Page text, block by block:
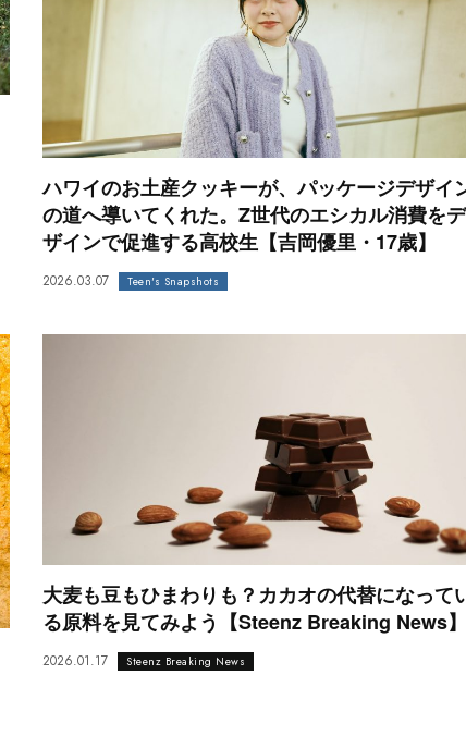
ハワイのお土産クッキーが、パッケージデザイ
の道へ導いてくれた。Z世代のエシカル消費をデ
ザインで促進する高校生【吉岡優里・17歳】
2026.03.07 Teen's Snapshots
大麦も豆もひまわりも？カカオの代替になって
る原料を見てみよう【Steenz Breaking News】
2026.01.17 Steenz Breaking News